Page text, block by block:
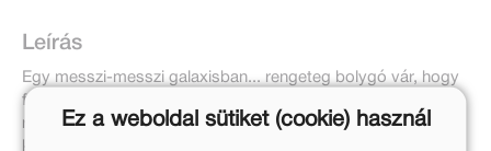
Leírás
Egy messzi-messzi galaxisban... rengeteg bolygó vár, hogy
felfedezd, Jedi hősök, hogy találkozzanak veled,
rohamosztagosok, akiket le kell győzni, és érdekes
Ez a weboldal sütiket (cookie) használ